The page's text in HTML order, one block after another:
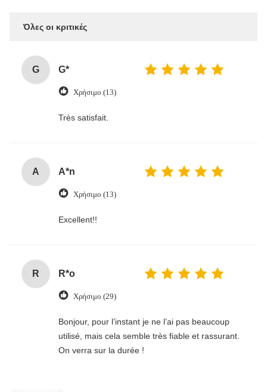
Όλες οι κριτικές
G G*
Χρήσιμο (13)
Très satisfait.
A A*n
Χρήσιμο (13)
Excellent!!
R R*o
Χρήσιμο (29)
Bonjour, pour l’instant je ne l’ai pas beaucoup
utilisé, mais cela semble très fiable et rassurant.
On verra sur la durée !